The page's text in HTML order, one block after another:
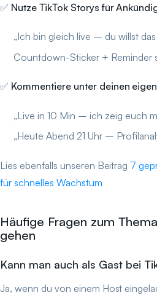
✅ Nutze TikTok Storys für
„Ich bin gleich live – du willst
Countdown-Sticker + Reminder
✅ Kommentiere unter deinen
„Live in 10 Min – ich zeig euch
„Heute Abend 21 Uhr –
Lies ebenfalls unseren Beitrag 7
für schnelles Wachstum
Häufige Fragen zum
gehen
Kann man auch als Gast bei
Ja, wenn du von einem Host